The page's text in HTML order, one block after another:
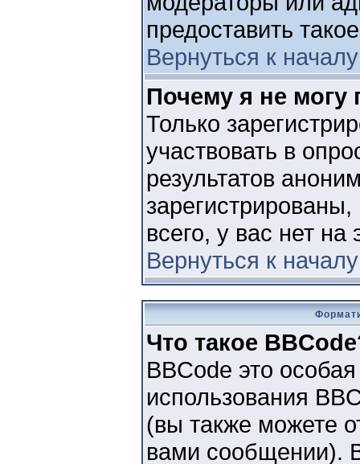
предоставить
Вернуться к началу
Почему я не могу
Только
участвовать в
результатов
всего, у вас нет
Вернуться к началу
Что такое
BBCode это
использования
(вы также можете
вами сообщении).